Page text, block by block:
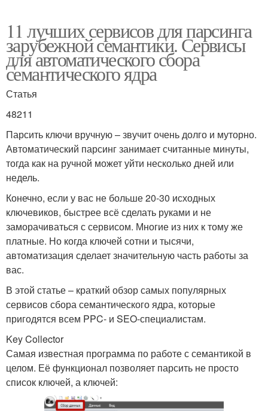
11 лучших сервисов для парсинга
зарубежной семантики. Сервисы
для автоматического сбора
семантического ядра
Статья
48211
Парсить ключи вручную – звучит очень долго и муторно.
Автоматический парсинг занимает считанные минуты,
тогда как на ручной может уйти несколько дней или
недель.
Конечно, если у вас не больше 20-30 исходных
ключевиков, быстрее всё сделать руками и не
заморачиваться с сервисом. Многие из них к тому же
платные. Но когда ключей сотни и тысячи,
автоматизация сделает значительную часть работы за
вас.
В этой статье – краткий обзор самых популярных
сервисов сбора семантического ядра, которые
пригодятся всем PPC- и SEO-специалистам.
Key Collector
Самая известная программа по работе с семантикой в
целом. Её функционал позволяет парсить не просто
список ключей, а ключей: